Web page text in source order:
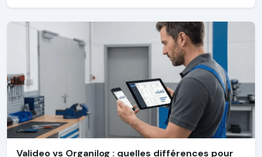
Valideo vs Organilog : quelles différences pour